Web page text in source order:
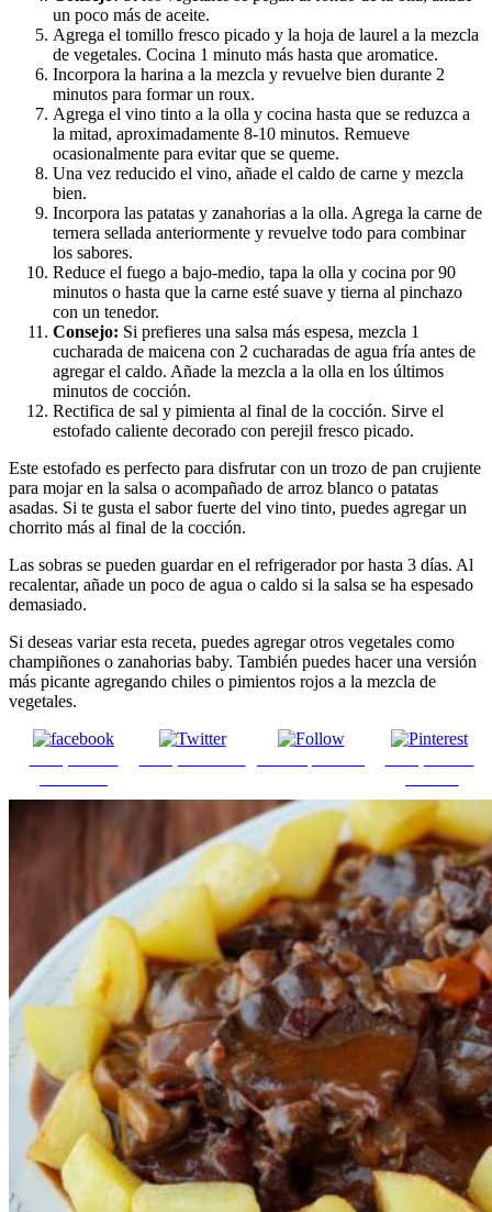
un poco más de aceite.
Agrega el tomillo fresco picado y la hoja de laurel a la mezcla
de vegetales. Cocina 1 minuto más hasta que aromatice.
Incorpora la harina a la mezcla y revuelve bien durante 2
minutos para formar un roux.
Agrega el vino tinto a la olla y cocina hasta que se reduzca a
la mitad, aproximadamente 8-10 minutos. Remueve
ocasionalmente para evitar que se queme.
Una vez reducido el vino, añade el caldo de carne y mezcla
bien.
Incorpora las patatas y zanahorias a la olla. Agrega la carne de
ternera sellada anteriormente y revuelve todo para combinar
los sabores.
Reduce el fuego a bajo-medio, tapa la olla y cocina por 90
minutos o hasta que la carne esté suave y tierna al pinchazo
con un tenedor.
Consejo: Si prefieres una salsa más espesa, mezcla 1
cucharada de maicena con 2 cucharadas de agua fría antes de
agregar el caldo. Añade la mezcla a la olla en los últimos
minutos de cocción.
Rectifica de sal y pimienta al final de la cocción. Sirve el
estofado caliente decorado con perejil fresco picado.
Este estofado es perfecto para disfrutar con un trozo de pan crujiente
para mojar en la salsa o acompañado de arroz blanco o patatas
asadas. Si te gusta el sabor fuerte del vino tinto, puedes agregar un
chorrito más al final de la cocción.
Las sobras se pueden guardar en el refrigerador por hasta 3 días. Al
recalentar, añade un poco de agua o caldo si la salsa se ha espesado
demasiado.
Si deseas variar esta receta, puedes agregar otros vegetales como
champiñones o zanahorias baby. También puedes hacer una versión
más picante agregando chiles o pimientos rojos a la mezcla de
vegetales.